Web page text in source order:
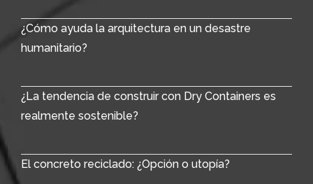
¿Cómo ayuda la arquitectura en un desastre
humanitario?
¿La tendencia de construir con Dry Containers es
realmente sostenible?
El concreto reciclado: ¿Opción o utopía?